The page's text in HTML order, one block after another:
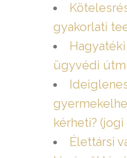
gyakorlati
ügyvédi
kérheti?
Élettársi